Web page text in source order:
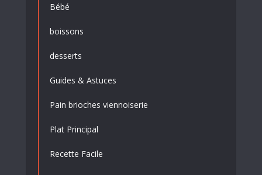
Bébé
boissons
desserts
Guides & Astuces
Pain brioches viennoiserie
Plat Principal
Recette Facile